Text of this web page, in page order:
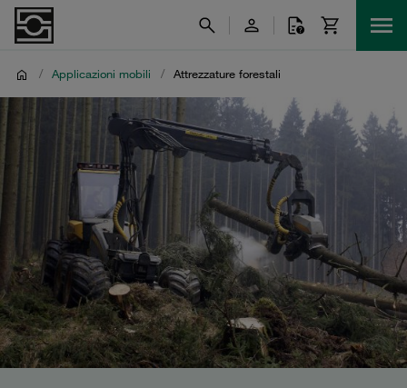
/ Applicazioni mobili / Attrezzature forestali